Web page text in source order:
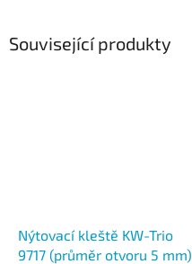
Související produkty
Nýtovací kleště KW-Trio
9717 (průměr otvoru 5 mm)